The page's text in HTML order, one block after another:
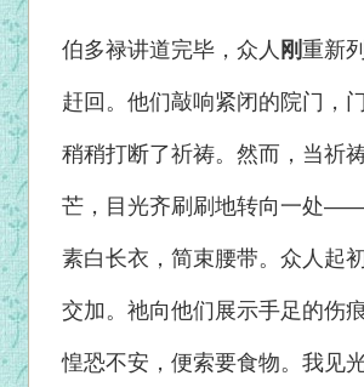
伯多禄讲道完毕，众人 刚重新
赶回。他们敲响紧闭的院门，
稍稍打断了祈祷。然而，当祈
芒，目光齐刷刷地转向一处
素白长衣，简束腰带。众人起
交加。祂向他们展示手足的伤
惶恐不安，便索要食物。我见